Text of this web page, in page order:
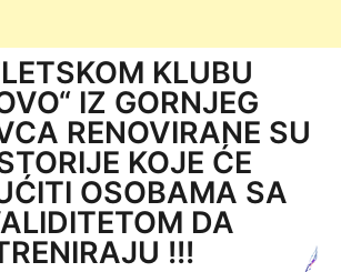
KLUBU
IZ GORNJEG
RENOVIRANE SU
KOJE ĆE
OSOBAMA SA
DA
!!!